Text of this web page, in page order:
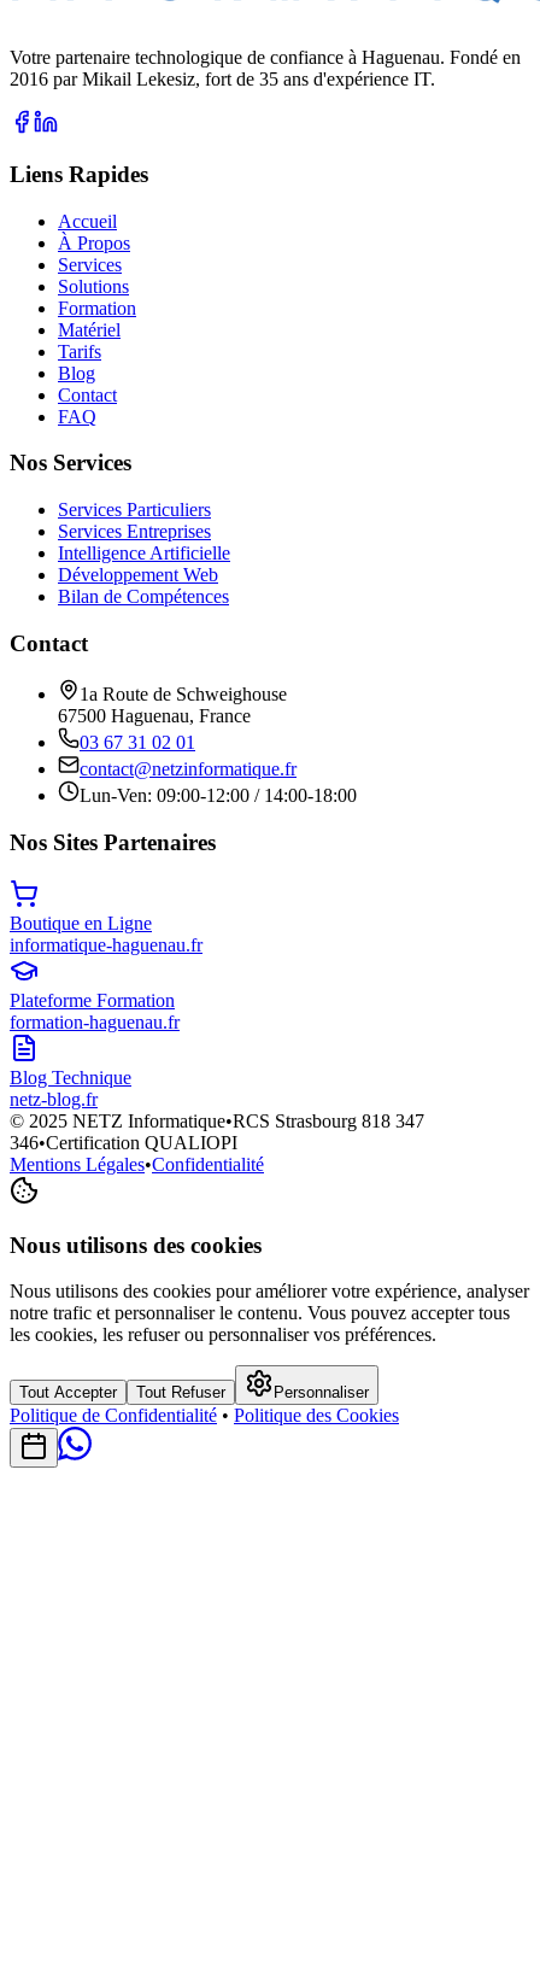
Votre partenaire technologique de confiance à Haguenau. Fondé en
2016 par Mikail Lekesiz, fort de 35 ans d'expérience IT.
Liens Rapides
Accueil
À Propos
Services
Solutions
Formation
Matériel
Tarifs
Blog
Contact
FAQ
Nos Services
Services Particuliers
Services Entreprises
Intelligence Artificielle
Développement Web
Bilan de Compétences
Contact
1a Route de Schweighouse
67500 Haguenau, France
03 67 31 02 01
contact@netzinformatique.fr
Lun-Ven: 09:00-12:00 / 14:00-18:00
Nos Sites Partenaires
Boutique en Ligne
informatique-haguenau.fr
Plateforme Formation
formation-haguenau.fr
Blog Technique
netz-blog.fr
© 2025 NETZ Informatique•RCS Strasbourg 818 347
346•Certification QUALIOPI
Mentions Légales•Confidentialité
Nous utilisons des cookies
Nous utilisons des cookies pour améliorer votre expérience, analyser
notre trafic et personnaliser le contenu. Vous pouvez accepter tous
les cookies, les refuser ou personnaliser vos préférences.
Tout Accepter Tout Refuser Personnaliser
Politique de Confidentialité • Politique des Cookies